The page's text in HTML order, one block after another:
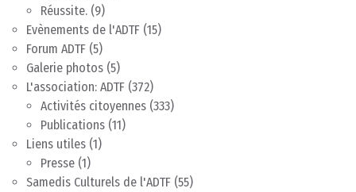
Réussite. (9)
Evènements de l'ADTF (15)
Forum ADTF (5)
Galerie photos (5)
L'association: ADTF (372)
Activités citoyennes (333)
Publications (11)
Liens utiles (1)
Presse (1)
Samedis Culturels de l'ADTF (55)